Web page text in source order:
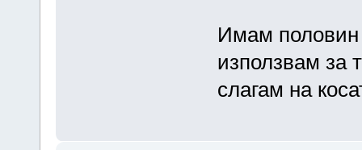
Имам половин
използвам за
слагам на